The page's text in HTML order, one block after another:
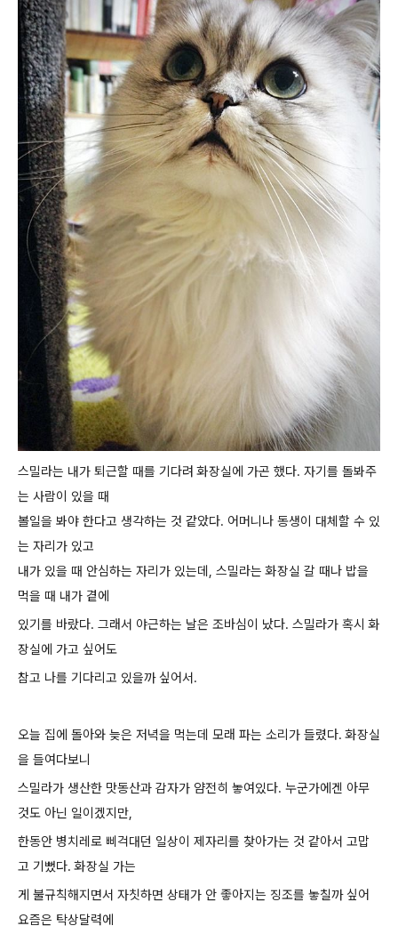
스밀라는 내가 퇴근할 때를 기다려 화장실에 가곤 했다. 자기를 돌봐주
는 사람이 있을 때
볼일을 봐야 한다고 생각하는 것 같았다. 어머니나 동생이 대체할 수 있
는 자리가 있고
내가 있을 때 안심하는 자리가 있는데, 스밀라는 화장실 갈 때나 밥을
먹을 때 내가 곁에
있기를 바랐다. 그래서 야근하는 날은 조바심이 났다. 스밀라가 혹시 화
장실에 가고 싶어도
참고 나를 기다리고 있을까 싶어서.
오늘 집에 돌아와 늦은 저녁을 먹는데 모래 파는 소리가 들렸다. 화장실
을 들여다보니
스밀라가 생산한 맛동산과 감자가 얌전히 놓여있다. 누군가에겐 아무
것도 아닌 일이겠지만,
한동안 병치레로 삐걱대던 일상이 제자리를 찾아가는 것 같아서 고맙
고 기뻤다. 화장실 가는
게 불규칙해지면서 자칫하면 상태가 안 좋아지는 징조를 놓칠까 싶어
요즘은 탁상달력에